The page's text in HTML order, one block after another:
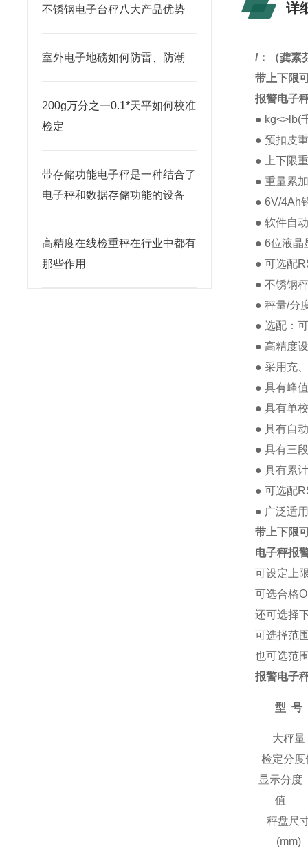
不锈钢电子台秤八大产品优势
室外电子地磅如何防雷、防潮
200g万分之一0.1*天平如何校准
检定
带存储功能电子秤是一种结合了
电子秤和数据存储功能的设备
高精度在线检重秤在行业中都有
那些作用
详
/：
（龚
带上下限
报警电子
● kg<>lb(
● 预扣皮
● 上下限
● 重量累
● 6V/4Ah
● 软件自
● 6位液晶
● 可选配
● 不锈钢
● 秤量/分
● 选配：
● 高精度
● 采用充
● 具有峰
● 具有单
● 具有自
● 具有三
● 具有累
● 可选配
● 广泛适
带上下限
电子秤报
可设定上
可选合格
还可选择
可选择范
也可选范
报警电子
型 号
大秤量
检定分度
显示分度
值
秤盘尺
(mm)